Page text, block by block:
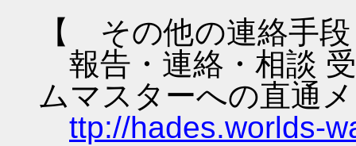
【 その他の連絡手
報告・連絡・相談
ムマスターへの直通
ttp://hades.worlds-